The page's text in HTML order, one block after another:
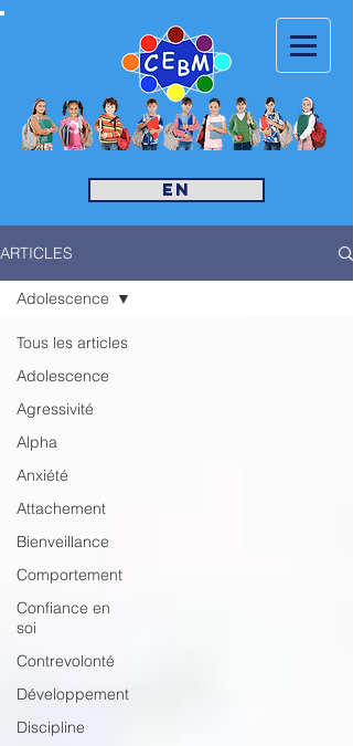
EN
ARTICLES
Tous les articles
Adolescence
Agressivité
Alpha
Anxiété
Attachement
Bienveillance
Comportement
Confiance en
soi
Contrevolonté
Développement
Discipline
Adolescence